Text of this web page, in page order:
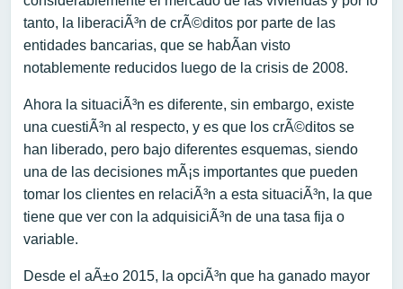
tanto, la liberaciÃ³n de crÃ©ditos por parte de las
entidades bancarias, que se habÃ­an visto
notablemente reducidos luego de la crisis de 2008.
Ahora la situaciÃ³n es diferente, sin embargo, existe
una cuestiÃ³n al respecto, y es que los crÃ©ditos se
han liberado, pero bajo diferentes esquemas, siendo
una de las decisiones mÃ¡s importantes que pueden
tomar los clientes en relaciÃ³n a esta situaciÃ³n, la que
tiene que ver con la adquisiciÃ³n de una tasa fija o
variable.
Desde el aÃ±o 2015, la opciÃ³n que ha ganado mayor